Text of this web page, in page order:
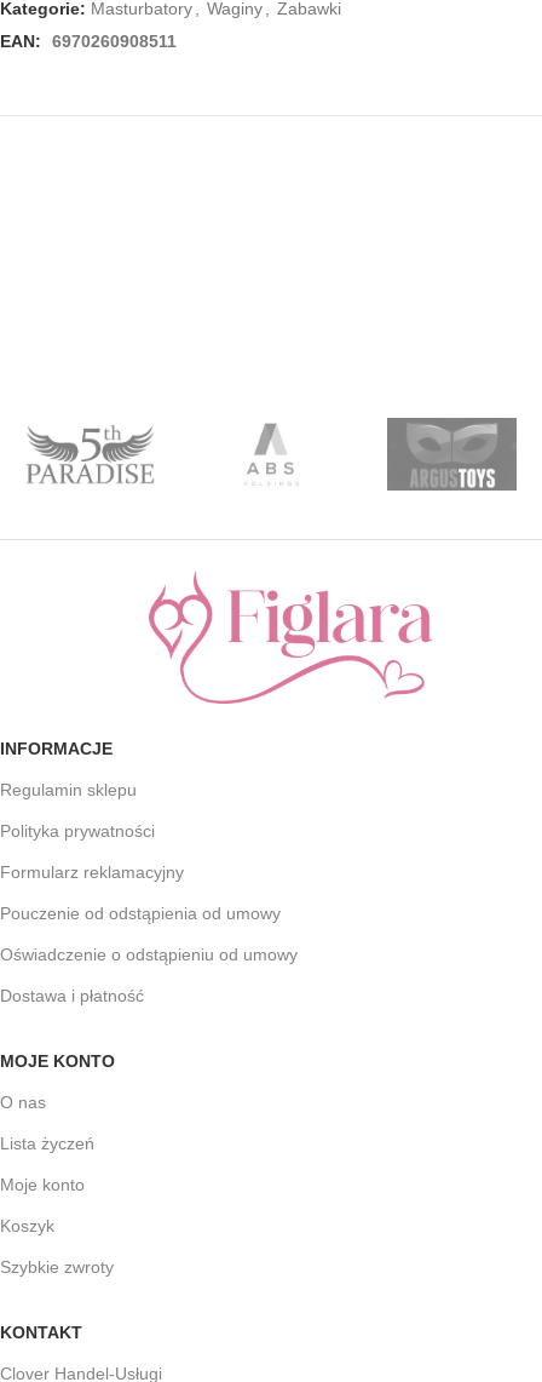
Kategorie: Masturbatory Waginy
Zabawki
EAN:
6970260908511
INFORMACJE
Regulamin sklepu
Polityka prywatności
Formularz reklamacyjny
Pouczenie od odstąpienia od umowy
Oświadczenie o odstąpieniu od umowy
Dostawa i płatność
MOJE KONTO
O nas
Lista życzeń
Moje konto
Koszyk
Szybkie zwroty
KONTAKT
Clover Handel-Usługi